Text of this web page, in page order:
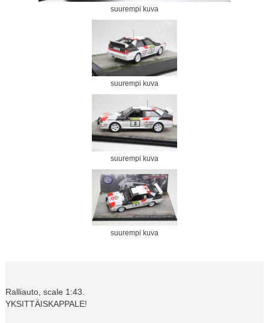
suurempi kuva
suurempi kuva
suurempi kuva
suurempi kuva
Ralliauto, scale 1:43.
YKSITTÄISKAPPALE!